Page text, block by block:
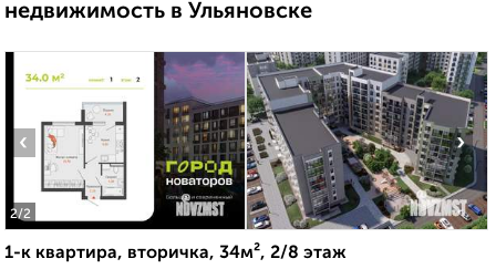
недвижимость в Ульяновске
2/2
‹ ›
1-к квартира, вторичка, 34м², 2/8 этаж